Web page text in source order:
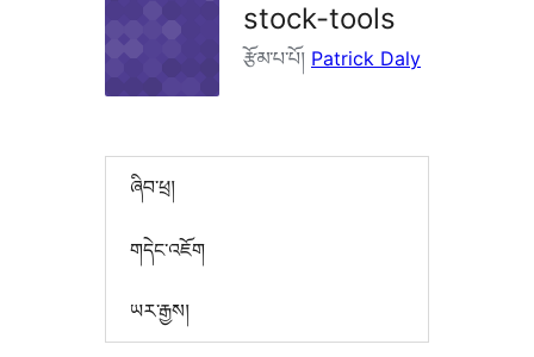
stock-tools
རྩོམ་པ་པོ། Patrick Daly
ཞིབ་ཕྲ།
གདེང་འཇོག
ཡར་རྒྱས།